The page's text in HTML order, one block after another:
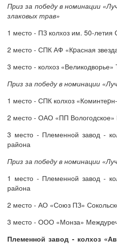
Приз за победу в номинации
злаковых трав»
1 место - ПЗ колхоз им. 50-летия
2 место - СПК АФ «Кpасная
3 место - колхоз «Великодворье»
Приз за победу в номинации
1 место - СПК колхоз
2 место - ОАО «ПП Вологодское»
3 место - Племенной завод -
района
Приз за победу в номинации
1 место - Племенной завод -
района
2 место - АО «Союз ПЗ»
3 место - ООО «Монза»
Племенной завод - колхоз